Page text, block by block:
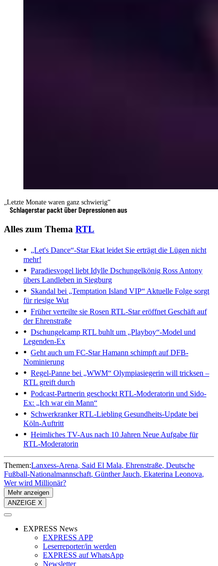
„Letzte Monate waren ganz schwierig“
Schlagerstar packt über Depressionen aus
Alles zum Thema RTL
„Let's Dance“-Star Ekat leidet Sie erträgt die Lügen nicht
mehr!
Paradiesvogel liebt Idylle Dschungelkönig Ross Antony
übers Landleben in Siegburg
Skandal bei „Temptation Island VIP“ Aktuelle Folge sorgt
für riesige Wut
Früher verteilte sie Rosen RTL-Star eröffnet Geschäft auf
der Ehrenstraße
Dschungelcamp RTL buhlt um „Playboy“-Model und
Legenden-Ex
Geht auch um FC-StarHamann schimpft auf DFB-
Nominierung
Regel-Panne bei „WWM“ Olympiasiegerin will tricksen –
RTL greift durch
Podcast-Partnerin geschockt RTL-Moderatorin und Sido-
Ex: „Ich war ein Mann“
Schwerkranker RTL-Liebling Gesundheits-Update bei
Köln-Auftritt
Heimliches TV-Aus nach 10 Jahren Neue Aufgabe für
RTL-Moderatorin
Themen:Lanxess-Arena Said El Mala Ehrenstraße Deutsche
Fußball-Nationalmannschaft Günther Jauch Ekaterina Leonova
Wer wird Millionär?
Mehr anzeigen
ANZEIGE X
EXPRESS News
EXPRESS APP
Leserreporter/in werden
EXPRESS auf WhatsApp
Newsletter